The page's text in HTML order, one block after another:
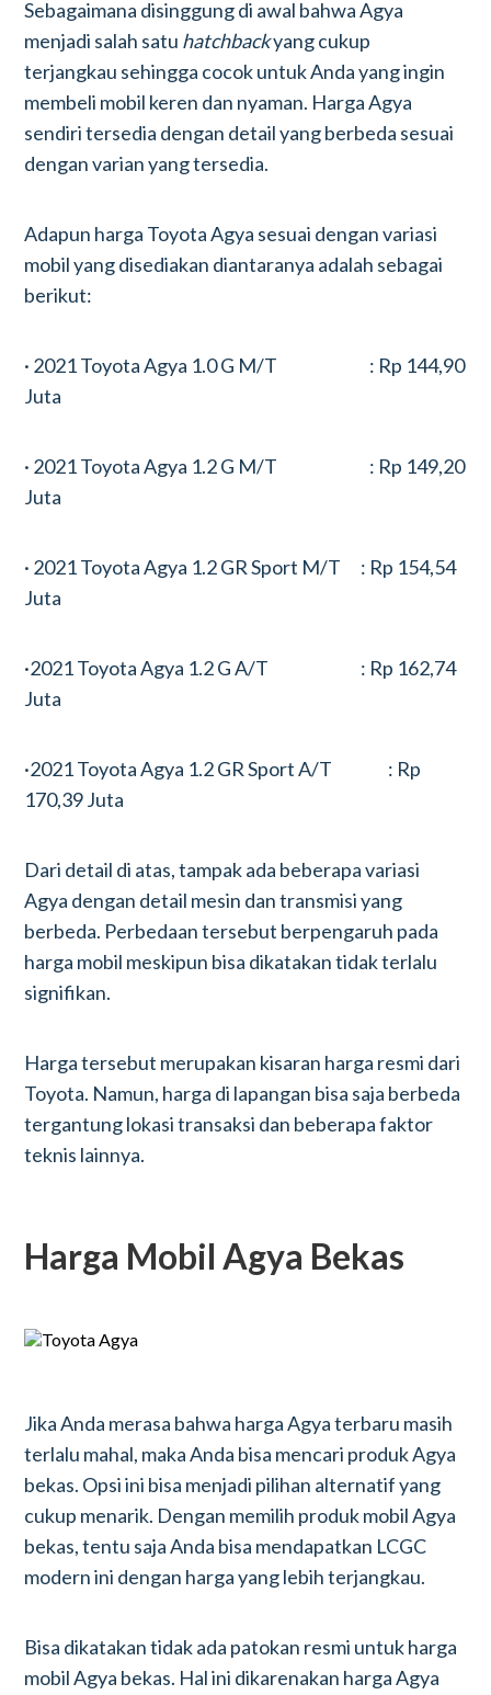
Sebagaimana disinggung di awal bahwa Agya
menjadi salah satu hatchbackyang cukup
terjangkau sehingga cocok untuk Anda yang ingin
membeli mobil keren dan nyaman. Harga Agya
sendiri tersedia dengan detail yang berbeda sesuai
dengan varian yang tersedia.
Adapun harga Toyota Agya sesuai dengan variasi
mobil yang disediakan diantaranya adalah sebagai
berikut:
· 2021 Toyota Agya 1.0 G M/T : Rp 144,90
Juta
· 2021 Toyota Agya 1.2 G M/T : Rp 149,20
Juta
· 2021 Toyota Agya 1.2 GR Sport M/T : Rp 154,54
Juta
·2021 Toyota Agya 1.2 G A/T : Rp 162,74
Juta
·2021 Toyota Agya 1.2 GR Sport A/T : Rp
170,39 Juta
Dari detail di atas, tampak ada beberapa variasi
Agya dengan detail mesin dan transmisi yang
berbeda. Perbedaan tersebut berpengaruh pada
harga mobil meskipun bisa dikatakan tidak terlalu
signifikan.
Harga tersebut merupakan kisaran harga resmi dari
Toyota. Namun, harga di lapangan bisa saja berbeda
tergantung lokasi transaksi dan beberapa faktor
teknis lainnya.
Harga Mobil Agya Bekas
Jika Anda merasa bahwa harga Agya terbaru masih
terlalu mahal, maka Anda bisa mencari produk Agya
bekas. Opsi ini bisa menjadi pilihan alternatif yang
cukup menarik. Dengan memilih produk mobil Agya
bekas, tentu saja Anda bisa mendapatkan LCGC
modern ini dengan harga yang lebih terjangkau.
Bisa dikatakan tidak ada patokan resmi untuk harga
mobil Agya bekas. Hal ini dikarenakan harga Agya